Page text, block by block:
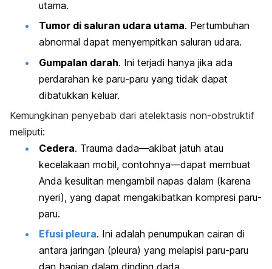
utama.
Tumor di saluran udara utama. Pertumbuhan
abnormal dapat menyempitkan saluran udara.
Gumpalan darah. Ini terjadi hanya jika ada
perdarahan ke paru-paru yang tidak dapat
dibatukkan keluar.
Kemungkinan penyebab dari atelektasis non-obstruktif
meliputi:
Cedera. Trauma dada—akibat jatuh atau
kecelakaan mobil, contohnya—dapat membuat
Anda kesulitan mengambil napas dalam (karena
nyeri), yang dapat mengakibatkan kompresi paru-
paru.
Efusi pleura. Ini adalah penumpukan cairan di
antara jaringan (pleura) yang melapisi paru-paru